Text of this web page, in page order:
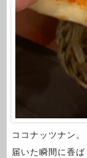
ココナッツナン。
届いた瞬間に香